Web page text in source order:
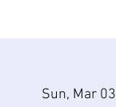
Sun, Mar 03